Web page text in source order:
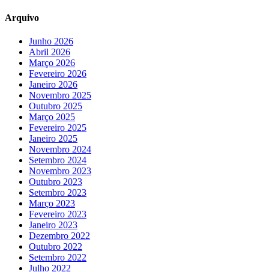
Arquivo
Junho 2026
Abril 2026
Março 2026
Fevereiro 2026
Janeiro 2026
Novembro 2025
Outubro 2025
Março 2025
Fevereiro 2025
Janeiro 2025
Novembro 2024
Setembro 2024
Novembro 2023
Outubro 2023
Setembro 2023
Março 2023
Fevereiro 2023
Janeiro 2023
Dezembro 2022
Outubro 2022
Setembro 2022
Julho 2022